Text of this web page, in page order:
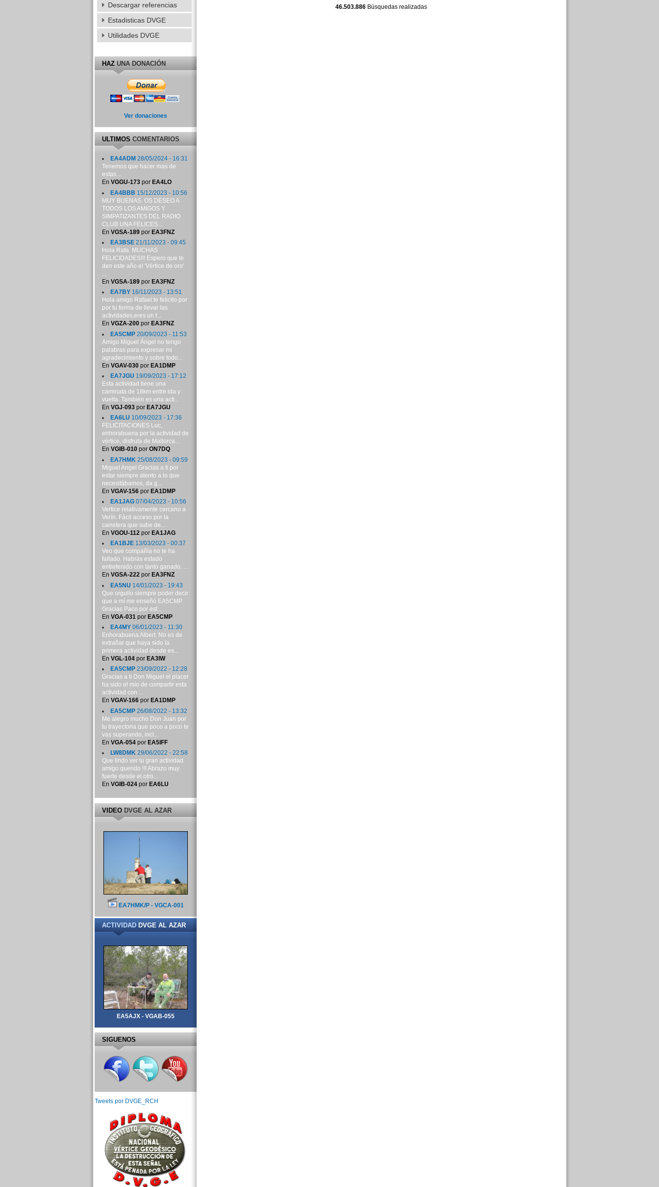
46.503.886 Búsquedas realizadas
Descargar referencias
Estadisticas DVGE
Utilidades DVGE
HAZUNA DONACIÓN
Ver donaciones
ULTIMOSCOMENTARIOS
EA4ADM 28/05/2024 - 16:31
Tenemos que hacer mas de
estas....
En VGGU-173por EA4LO
EA4BBB 15/12/2023 - 10:56
MUY BUENAS. OS DESEO A
TODOS LOS AMIGOS Y
SIMPATIZANTES DEL RADIO
CLUB UNA FELICES...
En VGSA-189por EA3FNZ
EA3BSE21/11/2023 - 09:45
Hola Rafa. MUCHAS
FELICIDADES!!! Espero que te
den este año el 'Vértice de oro'
...
En VGSA-189por EA3FNZ
EA7BY16/11/2023 - 13:51
Hola amigo Rafael:te felicito por
por tu forma de llevar las
actividades,eres un f...
En VGZA-200por EA3FNZ
EA5CMP20/09/2023 - 11:53
Amigo Miguel Ángel no tengo
palabras para expresar mi
agradecimiento y sobre todo...
En VGAV-030por EA1DMP
EA7JGU 19/09/2023 - 17:12
Esta actividad tiene una
caminata de 18km entre ida y
vuelta. También es una acti...
En VGJ-093por EA7JGU
EA6LU 10/09/2023 - 17:36
FELICITACIONES Luc,
enhorabuena por la actividad de
vértice, disfruta de Mallorca...
En VGIB-010por ON7DQ
EA7HMK 25/08/2023 - 09:59
Miguel Angel Gracias a ti por
estar siempre atento a lo que
necesitábamos, da g...
En VGAV-156por EA1DMP
EA1JAG07/04/2023 - 10:56
Vertice relativamente cercano a
Verín. Fácil acceso por la
carretera que sube de...
En VGOU-112por EA1JAG
EA1BJE13/03/2023 - 00:37
Veo que compañía no te ha
faltado. Habrás estado
entretenido con tanto ganado. ...
En VGSA-222por EA3FNZ
EA5NU 14/01/2023 - 19:43
Que orgullo siempre poder decir
que a mí me enseñó EA5CMP.
Gracias Paco por est...
En VGA-031 por EA5CMP
EA4MY06/01/2023 - 11:30
Enhorabuena Albert. No es de
extrañar que haya sido la
primera actividad desde es...
En VGL-104por EA3IW
EA5CMP23/09/2022 - 12:28
Gracias a ti Don Miguel el placer
ha sido el mío de compartir esta
actividad con ...
En VGAV-166por EA1DMP
EA5CMP26/08/2022 - 13:32
Me alegro mucho Don Juan por
tu trayectoria que poco a poco te
vas superando, incl...
En VGA-054por EA5IFF
LW8DMK29/06/2022 - 22:58
Que lindo ver tu gran actividad
amigo querido !!! Abrazo muy
fuerte desde el otro...
En VGIB-024por EA6LU
VIDEODVGE AL AZAR
EA7HMK/P - VGCA-001
ACTIVIDADDVGE AL AZAR
EA5AJX - VGAB-055
SIGUENOS
Tweets por DVGE_RCH